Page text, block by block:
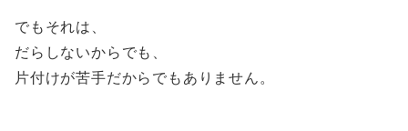
でもそれは、
だらしないからでも、
片付けが苦手だからでもありません。